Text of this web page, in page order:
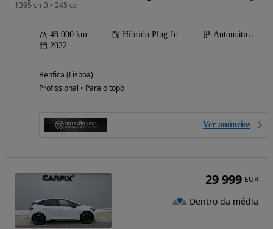
1395 cm3 • 245 cv
48 000 km Híbrido Plug-In
Automática
2022
Benfica (Lisboa)
Profissional • Para o topo
Ver anúncios
29 999 EUR
Dentro da média